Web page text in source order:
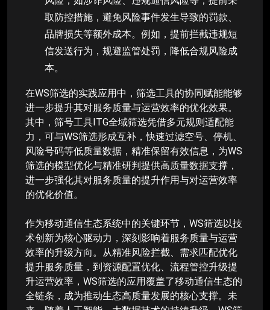
取防控措施，避免风险事件发生导致的罚款、
品牌损失等额外成本。例如，提前拦截违规短
信发送行为，规避监管处罚，降低合规风险成
本。
在WS筛选的实践应用中，筛选工具的协同赋能能够
进一步提升其对服务质量与运营效率的优化效果。
其中，筛号工具ITG全域筛选凭借多元规则适配能
力，可与WS筛选形成互补，快速过滤空号、停机、
风险号码等低质量数据，精准保留有效信息，为WS
筛选的模型优化与精准研判提供高质量数据支撑，
进一步强化其对服务质量的提升作用与对运营效率
的优化价值。
作为移动通信生态系统中的关键环节，WS筛选以技
术创新为核心驱动力，深刻影响着服务质量与运营
效率的升级方向。从精准风险拦截、需求匹配优化
提升服务质量，到资源配置优化、流程管控升级提
升运营效率，WS筛选的应用覆盖了移动通信生态的
全链条，成为推动生态高质量发展的核心支撑。未